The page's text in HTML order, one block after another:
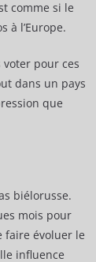
comme si le
à l’Europe.
voter pour ces
dans un pays
que
biélorusse.
mois pour
faire évoluer le
influence